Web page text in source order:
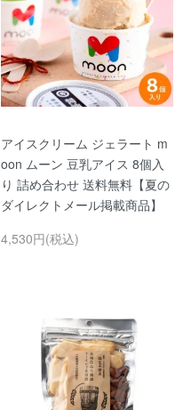
アイスクリーム ジェラート m
oon ムーン 豆乳アイス 8個入
り 詰め合わせ 送料無料【夏の
ダイレクトメール掲載商品】
4,530円(税込)